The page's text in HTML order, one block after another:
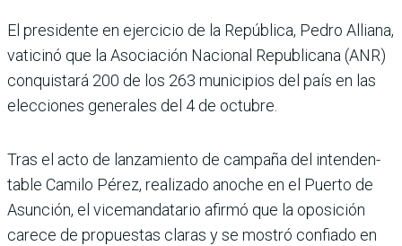
El presidente en ejercicio de la República, Pedro Alliana,
vaticinó que la Asociación Nacional Republicana (ANR)
conquistará 200 de los 263 municipios del país en las
elecciones generales del 4 de octubre.
Tras el acto de lanzamiento de campaña del intenden­
table Camilo Pérez, reali­zado anoche en el Puerto de
Asunción, el vicemandata­rio afirmó que la oposición
carece de propuestas claras y se mostró confiado en